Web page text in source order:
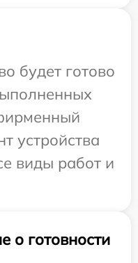
будет готово
устройства
виды работ и
о готовности